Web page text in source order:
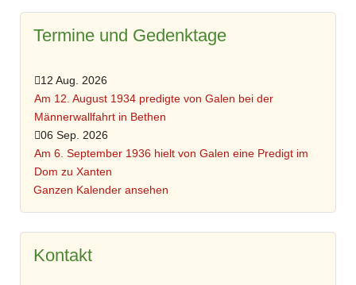
Termine und Gedenktage
12 Aug. 2026
Am 12. August 1934 predigte von Galen bei der
Männerwallfahrt in Bethen
06 Sep. 2026
Am 6. September 1936 hielt von Galen eine Predigt im
Dom zu Xanten
Ganzen Kalender ansehen
Kontakt